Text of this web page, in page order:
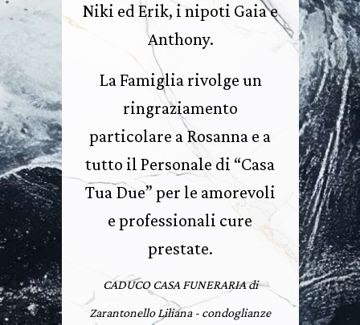
Niki ed Erik, i nipoti Gaia e
Anthony.
La Famiglia rivolge un
ringraziamento
particolare a Rosanna e a
tutto il Personale di “Casa
Tua Due” per le amorevoli
e professionali cure
prestate.
CADUCO CASA FUNERARIA di
Zarantonello Liliana - condoglianze